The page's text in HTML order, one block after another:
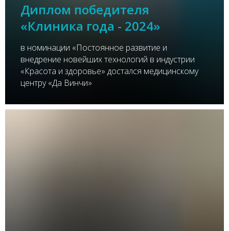
Диплом победителя
«Клиника года - 2024»
в номинации «Постоянное развитие и
внедрение новейших технологий в индустрии
«Красота и здоровье» достался медицинскому
центру «Да Винчи»